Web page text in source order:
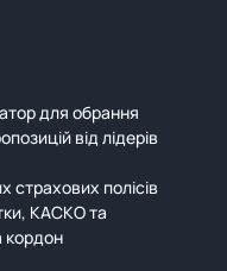
для обрання
від лідерів
полісів
КАСКО та
кордон